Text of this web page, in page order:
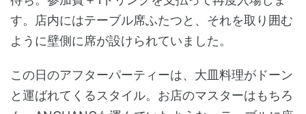
す。店内にはテーブル席ふたつと、それを取り囲む
ように壁側に席が設けられていました。
この日のアフターパーティーは、大皿料理がドーン
と運ばれてくるスタイル。お店のマスターはもちろ